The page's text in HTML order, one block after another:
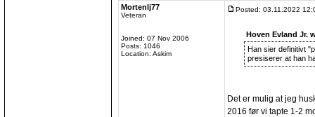
Mortenlj77
Veteran
Joined: 07 Nov 2006
Posts: 1046
Location: Askim
Posted: 03.11.2022
Hoven Evland Jr.
Han sier definitivt
presiserer at han
Det er mulig at jeg
2016 før vi tapte 1-2